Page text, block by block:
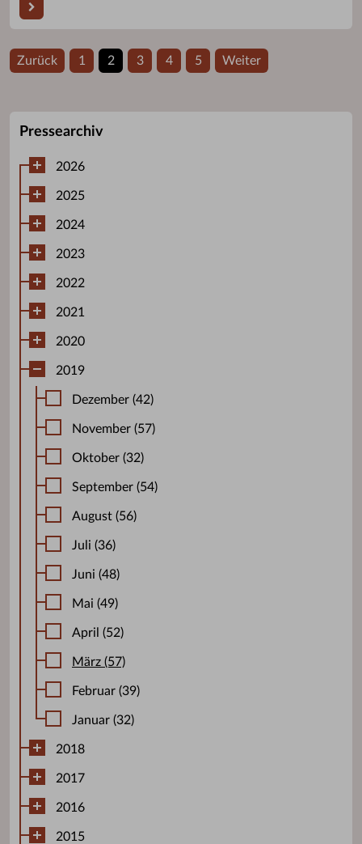
Zurück 1 2 3 4 5 Weiter
Pressearchiv
2026
2025
2024
2023
2022
2021
2020
2019
Dezember (42)
November (57)
Oktober (32)
September (54)
August (56)
Juli (36)
Juni (48)
Mai (49)
April (52)
März (57)
Februar (39)
Januar (32)
2018
2017
2016
2015